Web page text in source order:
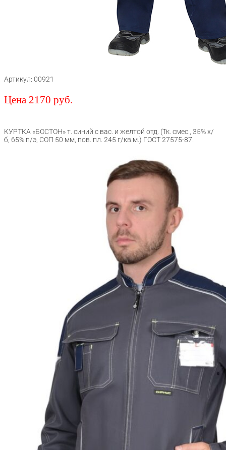
Артикул: 00921
Цена 2170 руб.
КУРТКА «БОСТОН» т. синий с вас. и желтой отд. (Тк. смес., 35% х/
б, 65% п/э, СОП 50 мм, пов. пл. 245 г/кв.м.) ГОСТ 27575-87.